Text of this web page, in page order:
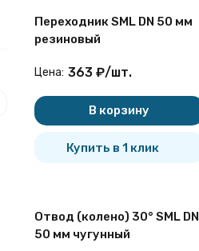
Переходник SML DN 50 мм
резиновый
Цена: 363 ₽/шт.
В корзину
Купить в 1 клик
Отвод (колено) 30° SML DN
50 мм чугунный